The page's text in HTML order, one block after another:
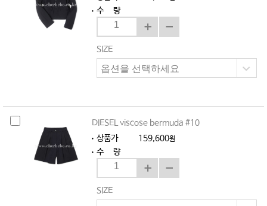
수 량
SIZE
DIESEL viscose bermuda #10
상품가
159,600원
수 량
SIZE